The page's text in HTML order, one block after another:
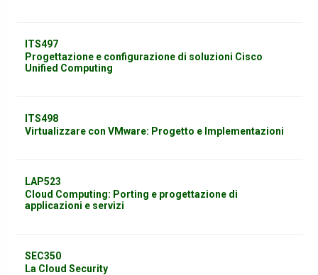
ITS497
Progettazione e configurazione di soluzioni Cisco
Unified Computing
ITS498
Virtualizzare con VMware: Progetto e Implementazioni
LAP523
Cloud Computing: Porting e progettazione di
applicazioni e servizi
SEC350
La Cloud Security